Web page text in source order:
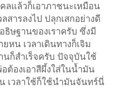
ลแล้วก็เอาภาชนะเหมือน
สารลงไป ปลุกเสกอย่างดี
ธิษฐานของเราครับ ซึ่งมี
หน เวลาเดินทางก็เจิม
ก็สำเร็จครับ ปัจจุบันใช้
ต้องเอาสีผึ้งใส่ในน้ำมัน
เวลาใช้ก็ใช้นำมันจันทร์นี่